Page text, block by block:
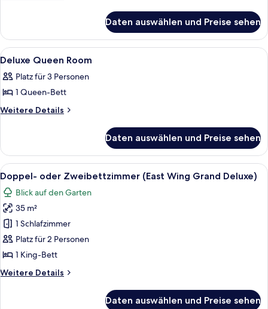
Twin
Room
Daten auswählen und Preise sehen
Alle
Fotos
für
Deluxe
Queen
Hochwertige Bettwaren, Zimmersafe,
7
Deluxe Queen Room
Platz für 3 Personen
1 Queen-Bett
Weitere Details
Weitere
Queen
Room
Daten auswählen und Preise sehen
Alle
Fotos
für
Doppel-
oder
Zweibettzimmer
(East
Grand
Ein Hotelzimmer mit einem großen
2
Doppel- oder Zweibettzimmer (East Wing Grand Deluxe)
Blick auf den Garten
35 m²
1 Schlafzimmer
Platz für 2 Personen
1 King-Bett
Weitere Details
Weitere
Daten auswählen und Preise sehen